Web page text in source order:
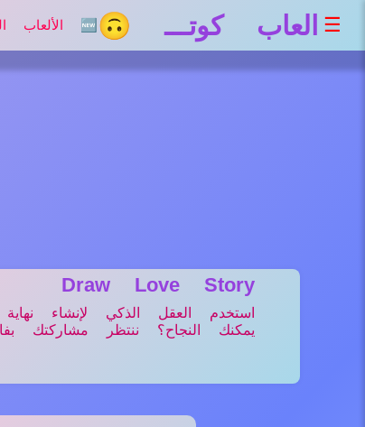
☰ العاب كوتـــ 🙃 🆕 الألعاب الجديدة
Draw Love Story
استخدم العقل الذكي لإنشاء
يمكنك النجاح؟ ننتظر مشاركتك